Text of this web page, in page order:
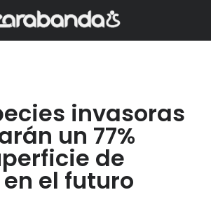
invasoras
un 77%
de
el futuro